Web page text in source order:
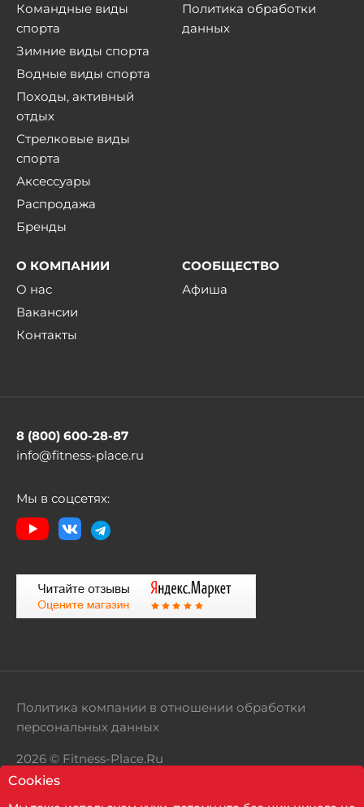
Командные виды
спорта
Зимние виды спорта
Водные виды спорта
Походы, активный
отдых
Стрелковые виды
спорта
Аксессуары
Распродажа
Бренды
Политика обработки
данных
О КОМПАНИИ
О нас
Вакансии
Контакты
СООБЩЕСТВО
Афиша
8 (800) 600-28-87
info@fitness-place.ru
Мы в соцсетях:
2026 © Fitness-Place.Ru
Территория здорового образа жизни
Политика компании в отношении обработки
персональных данных
Cookies